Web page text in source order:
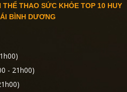
THAO SỨC KHỎE TOP 10 HUY
BÌNH DƯƠNG
- 21h00)